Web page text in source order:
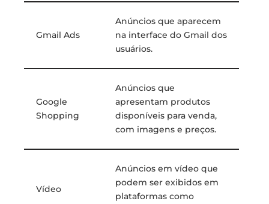
Gmail Ads
Anúncios que aparecem
na interface do Gmail dos
usuários.
Google
Shopping
Anúncios que
apresentam produtos
disponíveis para venda,
com imagens e preços.
Vídeo
Anúncios em vídeo que
podem ser exibidos em
plataformas como